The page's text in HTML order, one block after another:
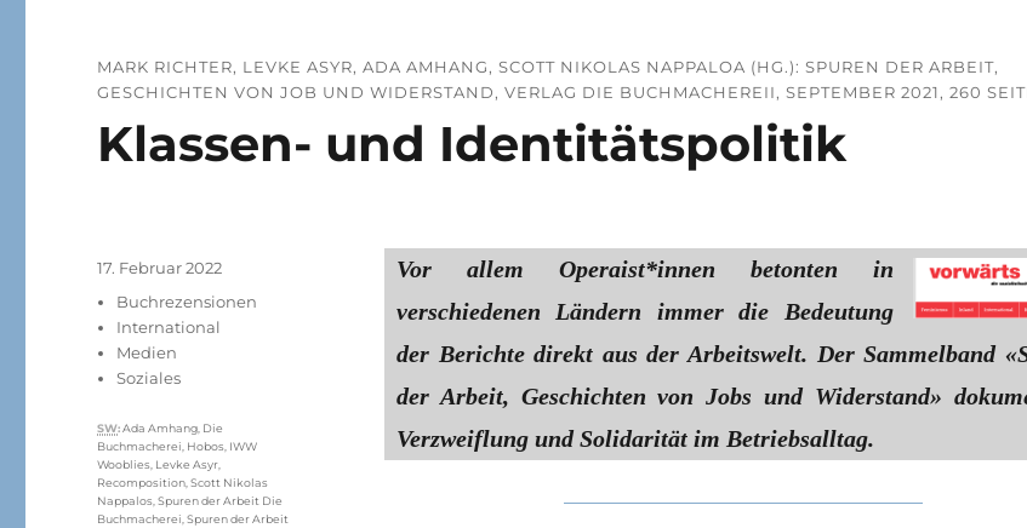
MARK RICHTER, LEVKE ASYR, ADA AMHANG, SCOTT NIKOLAS NAPPALOA (HG.): SPUREN DER ARBEIT,
GESCHICHTEN VON JOB UND WIDERSTAND, VERLAG DIE BUCHMACHEREII, SEPTEMBER 2021, 260
Klassen- und Identitätspolitik
Vor allem Operaist*innen betonten in
verschiedenen Ländern immer die Bedeutung
der Berichte direkt aus der Arbeitswelt. Der Sammelband
der Arbeit, Geschichten von Jobs und Widerstand»
Verzweiflung und Solidarität im Betriebsalltag.
Veröffentlicht
17. Februar 2022
Kategorien
Buchrezensionen
International
Medien
Soziales
Schlagwörter
SW:Ada Amhang Die
Buchmacherei Hobos IWW
Wooblies Levke Asyr
Recomposition ,Scott Nikolas
Nappalos ,Spuren der Arbeit Die
Buchmacherei ,Spuren der Arbeit